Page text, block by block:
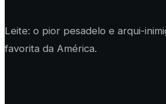
Leite: o pior pesadelo e arqui-
favorita da América.